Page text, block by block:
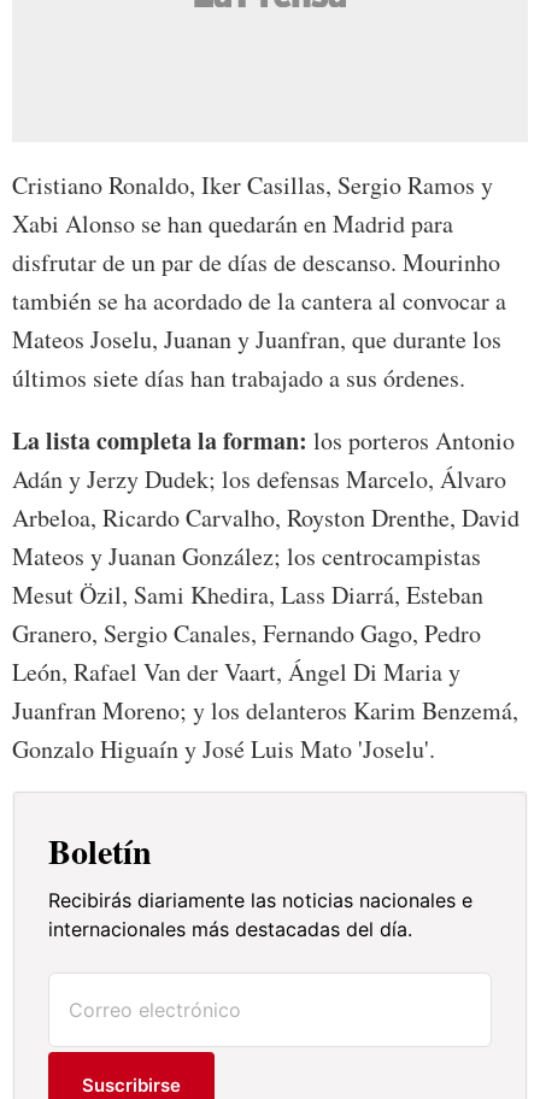
Cristiano Ronaldo, Iker Casillas, Sergio Ramos y
Xabi Alonso se han quedarán en Madrid para
disfrutar de un par de días de descanso. Mourinho
también se ha acordado de la cantera al convocar a
Mateos Joselu, Juanan y Juanfran, que durante los
últimos siete días han trabajado a sus órdenes.
La lista completa la forman: los porteros Antonio
Adán y Jerzy Dudek; los defensas Marcelo, Álvaro
Arbeloa, Ricardo Carvalho, Royston Drenthe, David
Mateos y Juanan González; los centrocampistas
Mesut Özil, Sami Khedira, Lass Diarrá, Esteban
Granero, Sergio Canales, Fernando Gago, Pedro
León, Rafael Van der Vaart, Ángel Di Maria y
Juanfran Moreno; y los delanteros Karim Benzemá,
Gonzalo Higuaín y José Luis Mato 'Joselu'.
Boletín
Recibirás diariamente las noticias nacionales e
internacionales más destacadas del día.
Suscribirse